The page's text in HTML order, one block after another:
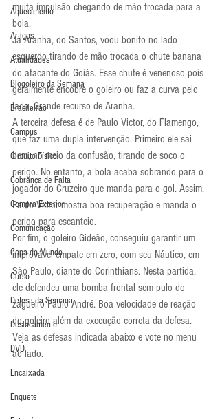
Aquecimento
Artigos
Atualidades
Blogoleiro da Semana
Brasileirão
Campus
Circuito Físico
Cobrança de Falta
Compra Exterior
Comunicação
Copa do Mundo
Curso
Defesa da Semana
Deslocamento
DVD
Encaixada
Enquete
muita impulsão chegando de mão trocada para a
bola.
Já Aranha, do Santos, voou bonito no lado
esquerdo tirando de mão trocada o chute banana
do atacante do Goiás. Esse chute é venenoso pois
geralmente encobre o goleiro ou faz a curva pelo
lado. Grande recurso de Aranha.
A terceira defesa é de Paulo Victor, do Flamengo,
que faz uma dupla intervenção. Primeiro ele sai
bem, no meio da confusão, tirando de soco o
perigo. No entanto, a bola acaba sobrando para o
jogador do Cruzeiro que manda para o gol. Assim,
Paulo Victor mostra boa recuperação e manda o
perigo para escanteio.
Por fim, o goleiro Gideão, conseguiu garantir um
improvável empate em zero, com seu Náutico, em
São Paulo, diante do Corinthians. Nesta partida,
ele defendeu uma bomba frontal sem pulo do
zagueiro Paulo André. Boa velocidade de reação
do goleiro além da execução correta da defesa.
Veja as defesas indicada abaixo e vote no menu
ao lado.